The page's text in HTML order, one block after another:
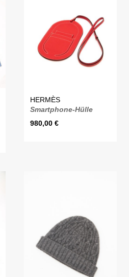
HERMÈS
Smartphone-Hülle
980,00€